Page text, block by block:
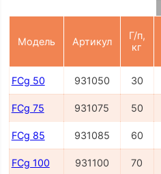
Модель Артикул
Г/п,
кг
FCg 50 931050 30
FCg 75 931075 50
FCg 85 931085 60
FCg 100 931100 70